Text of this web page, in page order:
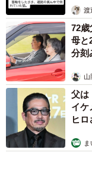
だが、前もってま
いのもとで立ち入
渡
72
母と
分刻
山
父は
イケ
ヒ